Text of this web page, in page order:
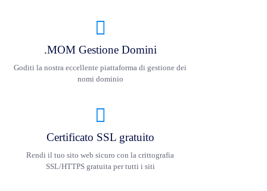
.MOM Gestione Domini
Goditi la nostra eccellente piattaforma di gestione dei
nomi dominio
Certificato SSL gratuito
Rendi il tuo sito web sicuro con la crittografia
SSL/HTTPS gratuita per tutti i siti